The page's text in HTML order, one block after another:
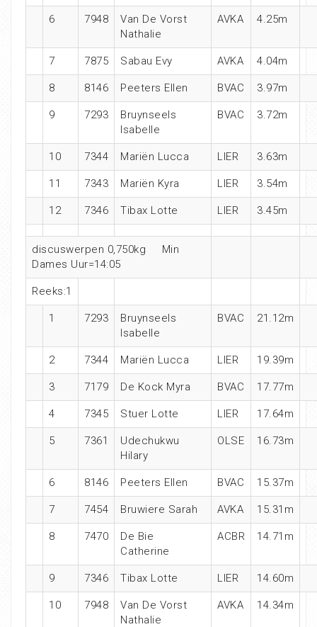
6 7948
Van De Vorst
Nathalie
AVKA 4.25m
7 7875 Sabau Evy AVKA 4.04m
8 8146 Peeters Ellen BVAC 3.97m
9 7293
Bruynseels
Isabelle
BVAC 3.72m
10 7344 Mariën Lucca LIER 3.63m
11 7343 Mariën Kyra LIER 3.54m
12 7346 Tibax Lotte LIER 3.45m
discuswerpen 0,750kg Min
Dames Uur=14:05
Reeks:1
1 7293
Bruynseels
Isabelle
BVAC 21.12m
2 7344 Mariën Lucca LIER 19.39m
3 7179 De Kock Myra BVAC 17.77m
4 7345 Stuer Lotte LIER 17.64m
5 7361
Udechukwu
Hilary
OLSE 16.73m
6 8146 Peeters Ellen BVAC 15.37m
7 7454 Bruwiere Sarah AVKA 15.31m
8 7470
De Bie
Catherine
ACBR 14.71m
9 7346 Tibax Lotte LIER 14.60m
10 7948
Van De Vorst
Nathalie
AVKA 14.34m